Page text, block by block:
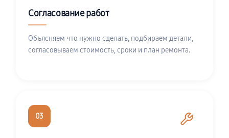
Согласование работ
Объясняем что нужно сделать, подбираем детали,
согласовываем стоимость, сроки и план ремонта.
03